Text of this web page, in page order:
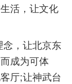
活，让文化
，让北京东
成为可体
厅;让神武台